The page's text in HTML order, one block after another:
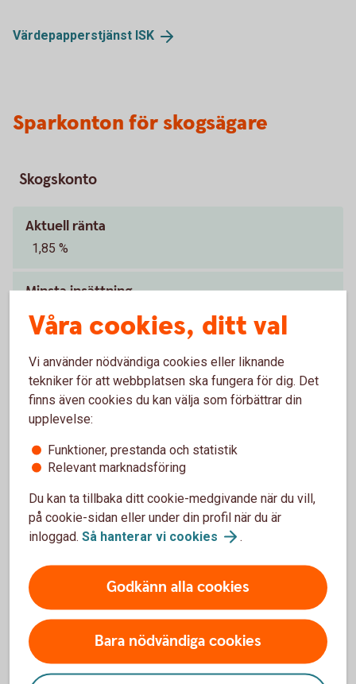
Värdepapperstjänst ISK
Sparkonton för skogsägare
Skogskonto
Aktuell ränta
1,85 %
Minsta insättning
5 000 kr
Bindningstid
Uttag kan göras tidigast efter fyra månader
För Skogskonto och Skogsskadekonto kan
uttag göras tidigast fyra månader efter den
ursprungliga insättningen. För mer
svar.
Skogslikvidskonto
Aktuell ränta
1,85 %
Våra cookies, ditt val
Vi använder nödvändiga cookies eller liknande
tekniker för att webbplatsen ska fungera för dig. Det
finns även cookies du kan välja som förbättrar din
upplevelse:
Funktioner, prestanda och statistik
Relevant marknadsföring
Du kan ta tillbaka ditt cookie-medgivande när du vill,
på cookie-sidan eller under din profil när du är
inloggad. Så hanterar vi cookies .
Godkänn alla cookies
Bara nödvändiga cookies